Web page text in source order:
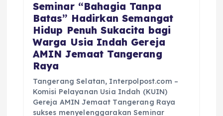
Seminar “Bahagia Tanpa
Batas” Hadirkan Semangat
Hidup Penuh Sukacita bagi
Warga Usia Indah Gereja
AMIN Jemaat Tangerang
Raya
Tangerang Selatan, Interpolpost.com –
Komisi Pelayanan Usia Indah (KUIN)
Gereja AMIN Jemaat Tangerang Raya
sukses menyelenggarakan Seminar